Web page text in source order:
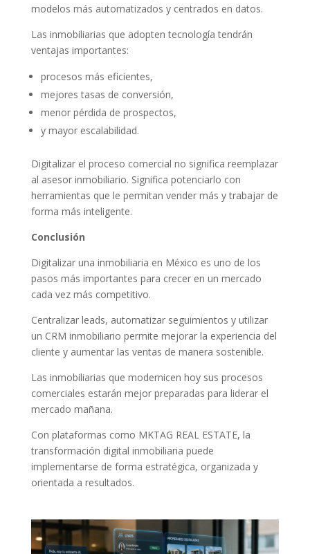
modelos más automatizados y centrados en datos.
Las inmobiliarias que adopten tecnología tendrán
ventajas importantes:
procesos más eficientes,
mejores tasas de conversión,
menor pérdida de prospectos,
y mayor escalabilidad.
Digitalizar el proceso comercial no significa reemplazar
al asesor inmobiliario. Significa potenciarlo con
herramientas que le permitan vender más y trabajar de
forma más inteligente.
Conclusión
Digitalizar una inmobiliaria en México es uno de los
pasos más importantes para crecer en un mercado
cada vez más competitivo.
Centralizar leads, automatizar seguimientos y utilizar
un CRM inmobiliario permite mejorar la experiencia del
cliente y aumentar las ventas de manera sostenible.
Las inmobiliarias que modernicen hoy sus procesos
comerciales estarán mejor preparadas para liderar el
mercado mañana.
Con plataformas como MKTAG REAL ESTATE, la
transformación digital inmobiliaria puede
implementarse de forma estratégica, organizada y
orientada a resultados.